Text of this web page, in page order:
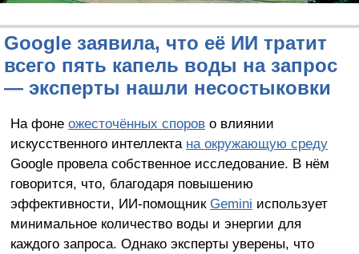
Google заявила, что её ИИ тратит
всего пять капель воды на запрос
— эксперты нашли несостыковки
На фоне ожесточённых спорово влиянии
искусственного интеллекта на окружающую среду
Google провела собственное исследование. В нём
говорится, что, благодаря повышению
эффективности, ИИ-помощник Gemini использует
минимальное количество воды и энергии для
каждого запроса. Однако эксперты уверены, что